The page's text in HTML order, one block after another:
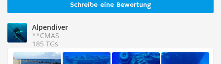
Schreibe eine Bewertung
Alpendiver
**CMAS
185 TGs